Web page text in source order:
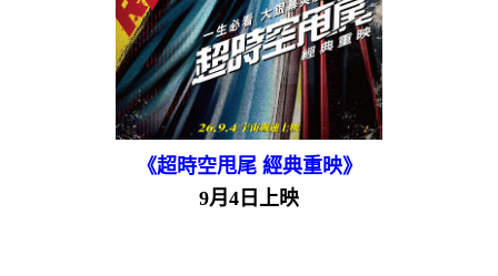
《超時空甩尾 經典重映》
9月4日上映